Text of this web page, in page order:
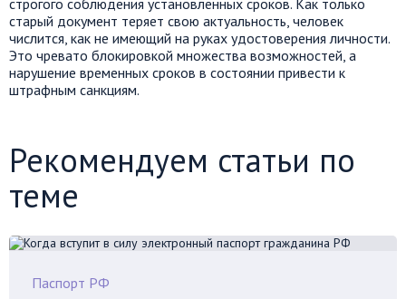
старый документ теряет свою актуальность, человек
числится, как не имеющий на руках удостоверения личности.
Это чревато блокировкой множества возможностей, а
нарушение временных сроков в состоянии привести к
штрафным санкциям.
Рекомендуем статьи по
теме
Паспорт РФ